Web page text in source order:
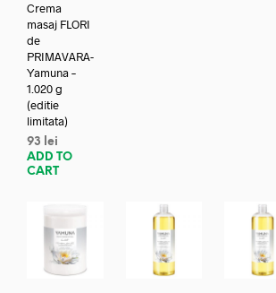
Crema
masaj FLORI
de
PRIMAVARA-
Yamuna –
1.020 g
(editie
limitata)
93
lei
ADD TO
CART